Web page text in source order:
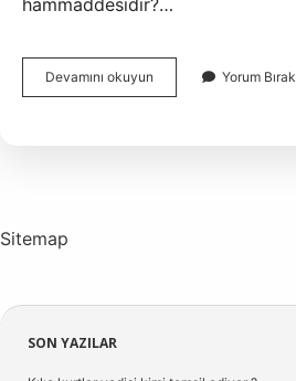
hammaddesidir?…
Devamını okuyun
Alkol
Yorum Bırak
Sitemap
Sidebar
SON YAZILAR